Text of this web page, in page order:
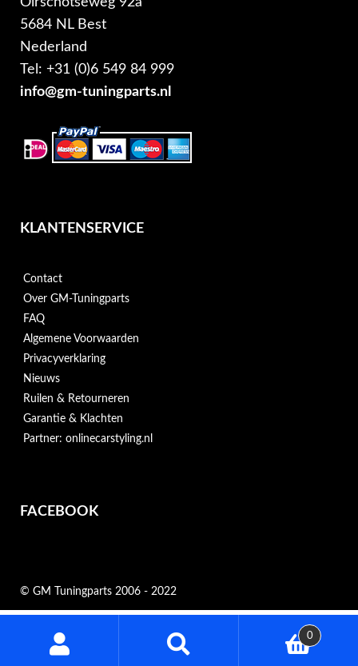
5684 NL Best
Nederland
Tel: +31 (0)6 549 84 999
info@gm-tuningparts.nl
KLANTENSERVICE
Contact
Over GM-Tuningparts
FAQ
Algemene Voorwaarden
Privacyverklaring
Nieuws
Ruilen & Retourneren
Garantie & Klachten
Partner: onlinecarstyling.nl
FACEBOOK
© GM Tuningparts 2006 - 2022
0